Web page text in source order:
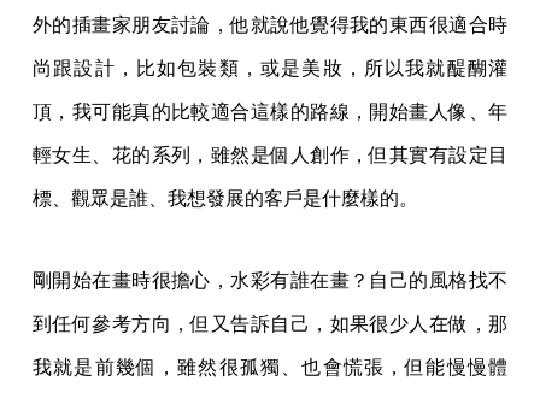
外的插畫家朋友討論，他就說他覺得我的東西很適合時
尚跟設計，比如包裝類，或是美妝，所以我就醍醐灌
頂，我可能真的比較適合這樣的路線，開始畫人像、年
輕女生、花的系列，雖然是個人創作，但其實有設定目
標、觀眾是誰、我想發展的客戶是什麼樣的。
剛開始在畫時很擔心，水彩有誰在畫？自己的風格找不
到任何參考方向，但又告訴自己，如果很少人在做，那
我就是前幾個，雖然很孤獨、也會慌張，但能慢慢體